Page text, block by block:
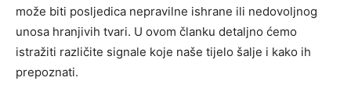
može biti posljedica nepravilne ishrane ili nedovoljnog
unosa hranjivih tvari. U ovom članku detaljno ćemo
istražiti različite signale koje naše tijelo šalje i kako ih
prepoznati.